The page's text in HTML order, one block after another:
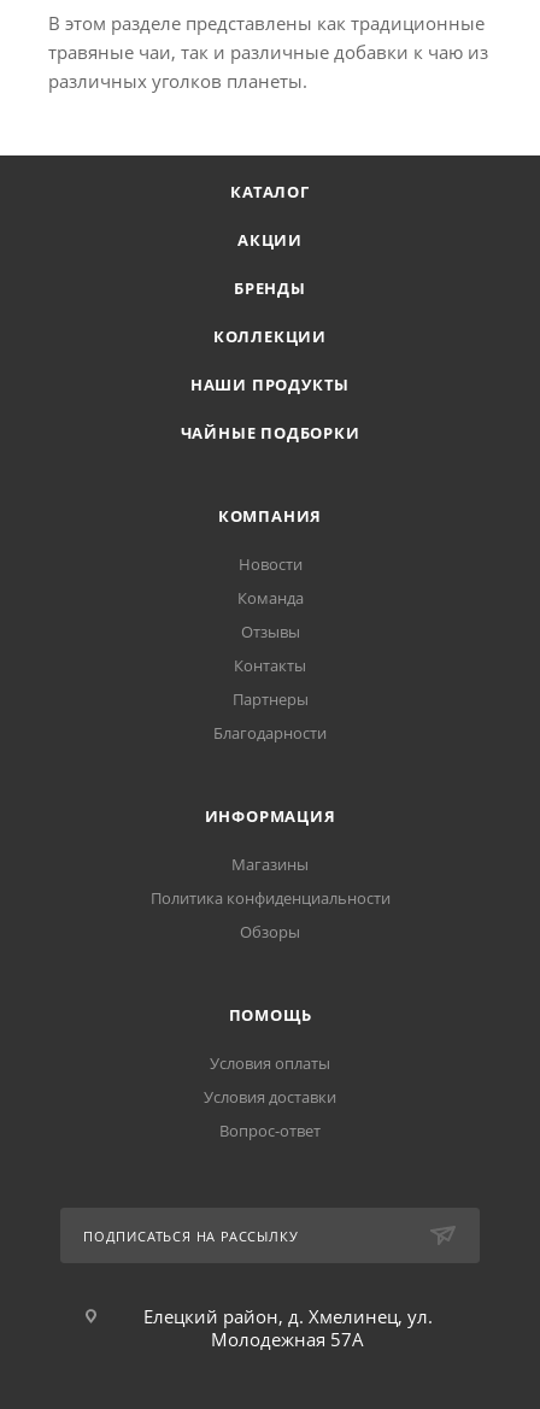
В этом разделе представлены как традиционные
травяные чаи, так и различные добавки к чаю из
различных уголков планеты.
КАТАЛОГ
АКЦИИ
БРЕНДЫ
КОЛЛЕКЦИИ
НАШИ ПРОДУКТЫ
ЧАЙНЫЕ ПОДБОРКИ
КОМПАНИЯ
Новости
Команда
Отзывы
Контакты
Партнеры
Благодарности
ИНФОРМАЦИЯ
Магазины
Политика конфиденциальности
Обзоры
ПОМОЩЬ
Условия оплаты
Условия доставки
Вопрос-ответ
ПОДПИСАТЬСЯ НА РАССЫЛКУ
Елецкий район, д. Хмелинец, ул.
Молодежная 57А